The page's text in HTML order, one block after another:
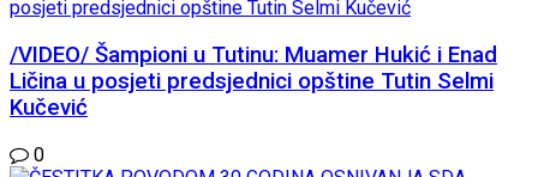
/VIDEO/ Šampioni u Tutinu: Muamer Hukić i Enad
Ličina u posjeti predsjednici opštine Tutin Selmi
Kučević
0